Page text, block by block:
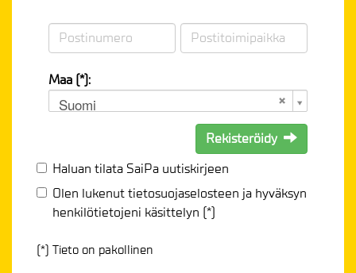
Maa (*):
Suomi
Rekisteröidy
Haluan tilata SaiPa uutiskirjeen
Olen lukenuttietosuojaselosteen ja hyväksyn
henkilötietojeni käsittelyn (*)
(*) Tieto on pakollinen